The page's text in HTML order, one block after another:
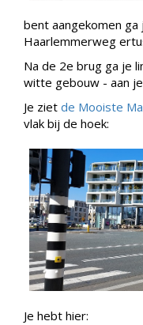
bent aangekomen
Haarlemmerweg
Na de 2e brug ga je
witte gebouw - aan
Je ziet de Mooiste
vlak bij de hoek:
Je hebt hier: